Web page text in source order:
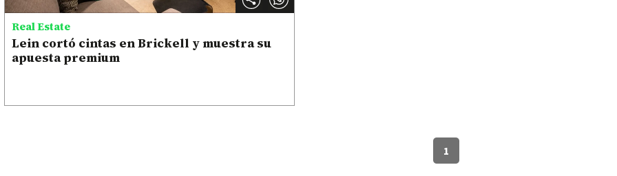
Real Estate
Lein cortó cintas en Brickell y muestra su
apuesta premium
1